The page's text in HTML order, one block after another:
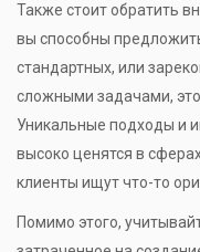
Также стоит обратить
вы способны
стандартных, или
сложными задачами,
Уникальные подходы и
высоко ценятся в
клиенты ищут что-то
Помимо этого,